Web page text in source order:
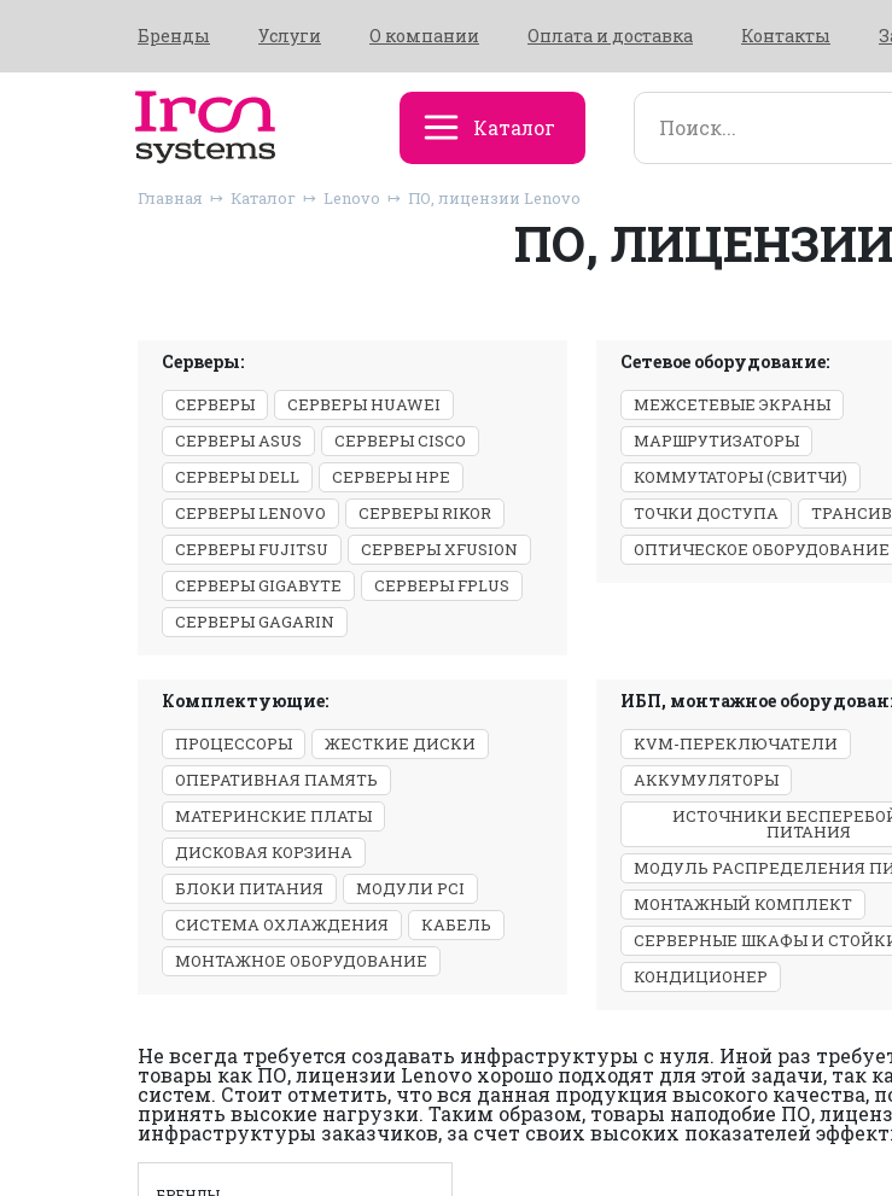
Бренды Услуги О компании Оплата и доставка Контакты
Каталог
Главная Каталог Lenovo ПО, лицензии Lenovo
ПО, ЛИЦЕНЗИИ
Серверы:
СЕРВЕРЫ
СЕРВЕРЫ HUAWEI
СЕРВЕРЫ ASUS
СЕРВЕРЫ CISCO
СЕРВЕРЫ DELL
СЕРВЕРЫ HPE
СЕРВЕРЫ LENOVO
СЕРВЕРЫ RIKOR
СЕРВЕРЫ FUJITSU
СЕРВЕРЫ XFUSION
СЕРВЕРЫ GIGABYTE
СЕРВЕРЫ FPLUS
СЕРВЕРЫ GAGARIN
Сетевое оборудование:
МЕЖСЕТЕВЫЕ ЭКРАНЫ
МАРШРУТИЗАТОРЫ
КОММУТАТОРЫ (СВИТЧИ)
ТОЧКИ ДОСТУПА
ОПТИЧЕСКОЕ ОБОРУДОВАНИЕ
Комплектующие:
ПРОЦЕССОРЫ
ЖЕСТКИЕ ДИСКИ
ОПЕРАТИВНАЯ ПАМЯТЬ
МАТЕРИНСКИЕ ПЛАТЫ
ДИСКОВАЯ КОРЗИНА
БЛОКИ ПИТАНИЯ
МОДУЛИ PCI
СИСТЕМА ОХЛАЖДЕНИЯ
КАБЕЛЬ
МОНТАЖНОЕ ОБОРУДОВАНИЕ
ИБП, монтажное
KVM-ПЕРЕКЛЮЧАТЕЛИ
АККУМУЛЯТОРЫ
ИСТОЧНИКИ
ПИТАНИЯ
МОДУЛЬ РАСПРЕДЕЛЕНИЯ
МОНТАЖНЫЙ КОМПЛЕКТ
СЕРВЕРНЫЕ ШКАФЫ И
КОНДИЦИОНЕР
Не всегда требуется создавать инфраструктуры с нуля. Иной раз
товары как ПО, лицензии Lenovo хорошо подходят для этой задачи,
систем. Стоит отметить, что вся данная продукция высокого
принять высокие нагрузки. Таким образом, товары наподобие ПО,
инфраструктуры заказчиков, за счет своих высоких показателей